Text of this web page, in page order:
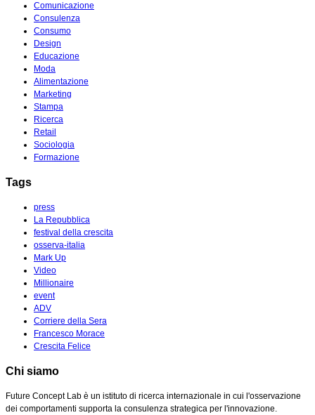
Comunicazione
Consulenza
Consumo
Design
Educazione
Moda
Alimentazione
Marketing
Stampa
Ricerca
Retail
Sociologia
Formazione
Tags
press
La Repubblica
festival della crescita
osserva-italia
Mark Up
Video
Millionaire
event
ADV
Corriere della Sera
Francesco Morace
Crescita Felice
Chi siamo
Future Concept Lab è un istituto di ricerca internazionale in cui l'osservazione
dei comportamenti supporta la consulenza strategica per l'innovazione.